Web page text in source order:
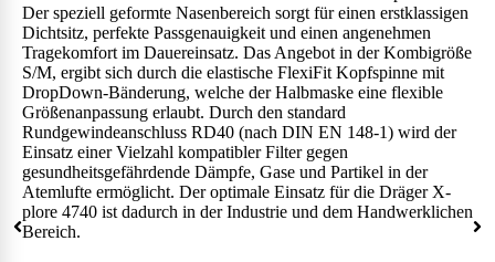
Der speziell geformte Nasenbereich sorgt für einen erstklassigen
Dichtsitz, perfekte Passgenauigkeit und einen angenehmen
Tragekomfort im Dauereinsatz. Das Angebot in der Kombigröße
S/M, ergibt sich durch die elastische FlexiFit Kopfspinne mit
DropDown-Bänderung, welche der Halbmaske eine flexible
Größenanpassung erlaubt. Durch den standard
Rundgewindeanschluss RD40 (nach DIN EN 148-1) wird der
Einsatz einer Vielzahl kompatibler Filter gegen
gesundheitsgefährdende Dämpfe, Gase und Partikel in der
Atemlufte ermöglicht. Der optimale Einsatz für die Dräger X-
plore 4740 ist dadurch in der Industrie und dem Handwerklichen
Bereich.